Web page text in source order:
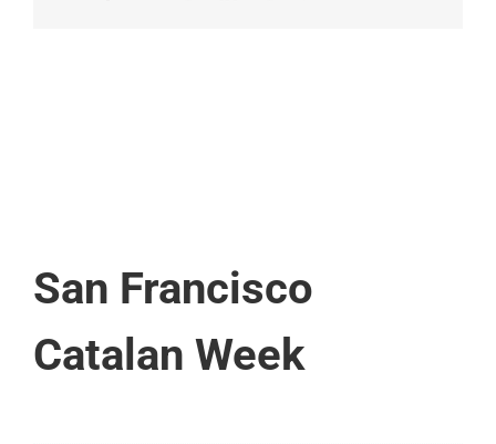
San Francisco
Catalan Week